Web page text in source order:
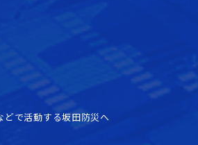
で活動する坂田防災へ